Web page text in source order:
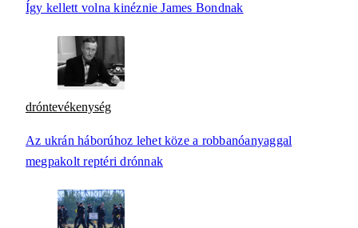
Így kellett volna kinéznie James Bondnak
dróntevékenység
Az ukrán háborúhoz lehet köze a robbanóanyaggal
megpakolt reptéri drónnak